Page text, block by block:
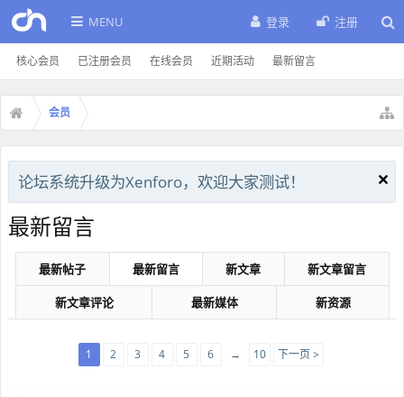
MENU
核心会员 已注册会员 在线会员 近期活动 最新留言
登录 注册
会员
论坛系统升级为Xenforo，欢迎大家测试！
最新留言
最新帖子 最新留言 新文章 新文章留言
新文章评论 最新媒体 新资源
1 2 3 4 5 6 → 10 下一页 >